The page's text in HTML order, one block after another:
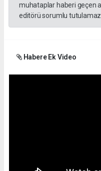
muhataplar haberi geçen
editörü sorumlu tutulamaz...
Habere Ek Video